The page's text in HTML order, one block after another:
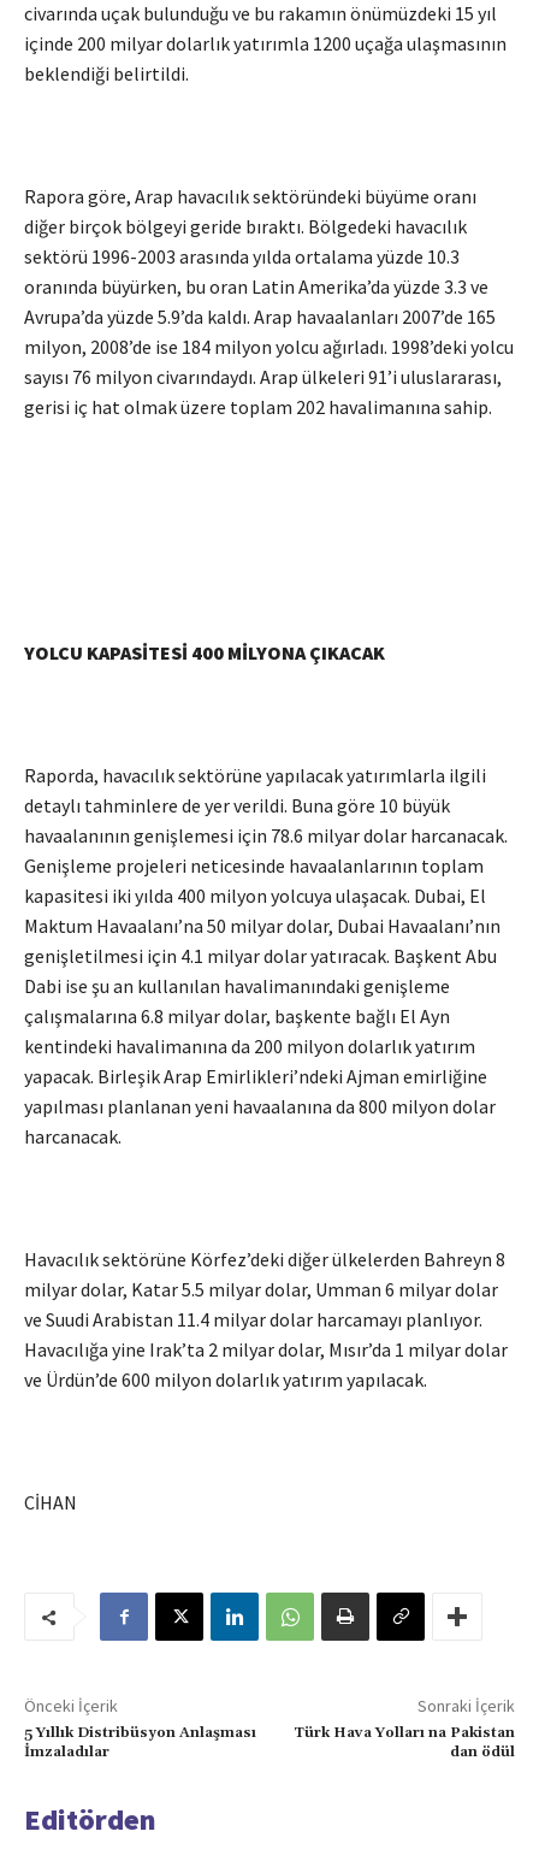
civarında uçak bulunduğu ve bu rakamın önümüzdeki 15 yıl
içinde 200 milyar dolarlık yatırımla 1200 uçağa ulaşmasının
beklendiği belirtildi.
Rapora göre, Arap havacılık sektöründeki büyüme oranı
diğer birçok bölgeyi geride bıraktı. Bölgedeki havacılık
sektörü 1996-2003 arasında yılda ortalama yüzde 10.3
oranında büyürken, bu oran Latin Amerika’da yüzde 3.3 ve
Avrupa’da yüzde 5.9’da kaldı. Arap havaalanları 2007’de 165
milyon, 2008’de ise 184 milyon yolcu ağırladı. 1998’deki yolcu
sayısı 76 milyon civarındaydı. Arap ülkeleri 91’i uluslararası,
gerisi iç hat olmak üzere toplam 202 havalimanına sahip.
YOLCU KAPASİTESİ 400 MİLYONA ÇIKACAK
Raporda, havacılık sektörüne yapılacak yatırımlarla ilgili
detaylı tahminlere de yer verildi. Buna göre 10 büyük
havaalanının genişlemesi için 78.6 milyar dolar harcanacak.
Genişleme projeleri neticesinde havaalanlarının toplam
kapasitesi iki yılda 400 milyon yolcuya ulaşacak. Dubai, El
Maktum Havaalanı’na 50 milyar dolar, Dubai Havaalanı’nın
genişletilmesi için 4.1 milyar dolar yatıracak. Başkent Abu
Dabi ise şu an kullanılan havalimanındaki genişleme
çalışmalarına 6.8 milyar dolar, başkente bağlı El Ayn
kentindeki havalimanına da 200 milyon dolarlık yatırım
yapacak. Birleşik Arap Emirlikleri’ndeki Ajman emirliğine
yapılması planlanan yeni havaalanına da 800 milyon dolar
harcanacak.
Havacılık sektörüne Körfez’deki diğer ülkelerden Bahreyn 8
milyar dolar, Katar 5.5 milyar dolar, Umman 6 milyar dolar
ve Suudi Arabistan 11.4 milyar dolar harcamayı planlıyor.
Havacılığa yine Irak’ta 2 milyar dolar, Mısır’da 1 milyar dolar
ve Ürdün’de 600 milyon dolarlık yatırım yapılacak.
CİHAN
Önceki İçerik
5 Yıllık Distribüsyon Anlaşması
İmzaladılar
Sonraki İçerik
Türk Hava Yolları na Pakistan
dan ödül
Editörden